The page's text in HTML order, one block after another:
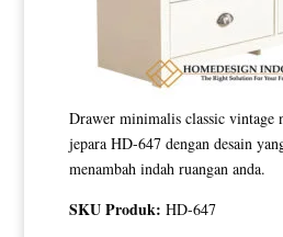
Drawer minimalis classic vintage
jepara HD-647 dengan desain
menambah indah ruangan anda.
SKU Produk: HD-647